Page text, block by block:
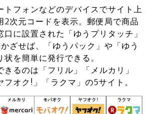
トフォンなどのデバイスでサイト上
2次元コードを表示。郵便局で商品
口に設置された「ゆうプリタッチ」
ざせば、「ゆうパック」や「ゆう
を簡単に発行できる。
るのは「フリル」「メルカリ」
フオク!」「ラクマ」の5サイト。